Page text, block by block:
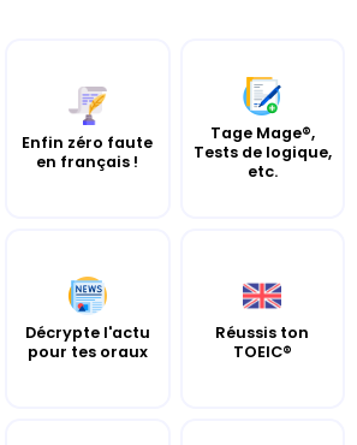
Enfin zéro faute
en français !
Tage Mage®,
Tests de logique,
etc.
Décrypte l'actu
pour tes oraux
Réussis ton
TOEIC®